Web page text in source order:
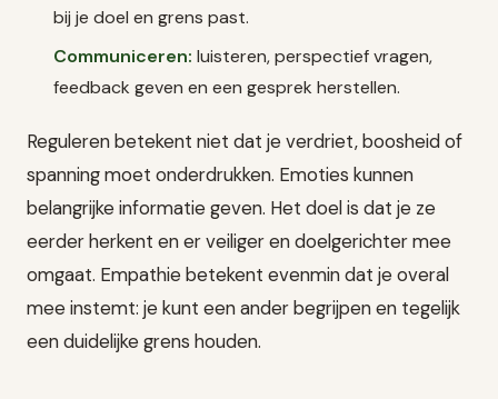
bij je doel en grens past.
Communiceren: luisteren, perspectief vragen,
feedback geven en een gesprek herstellen.
Reguleren betekent niet dat je verdriet, boosheid of
spanning moet onderdrukken. Emoties kunnen
belangrijke informatie geven. Het doel is dat je ze
eerder herkent en er veiliger en doelgerichter mee
omgaat. Empathie betekent evenmin dat je overal
mee instemt: je kunt een ander begrijpen en tegelijk
een duidelijke grens houden.